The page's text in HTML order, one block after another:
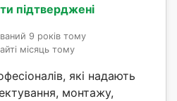
підтверджені
9 років тому
місяць тому
які надають
монтажу,